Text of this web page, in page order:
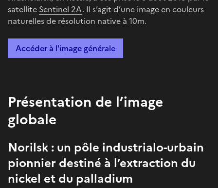
satellite Sentinel 2A. Il s’agit d’une image en couleurs
naturelles de résolution native à 10m.
Accéder à l'image générale
Présentation de l’image
globale
Norilsk : un pôle industrialo-urbain
pionnier destiné à l’extraction du
nickel et du palladium